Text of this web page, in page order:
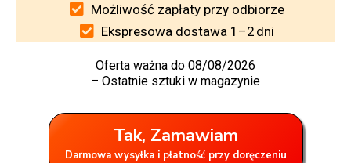
Możliwość zapłaty przy odbiorze
Ekspresowa dostawa 1–2 dni
Oferta ważna do 08/08/2026
– Ostatnie sztuki w magazynie
Tak, Zamawiam
Darmowa wysyłka i płatność przy doręczeniu